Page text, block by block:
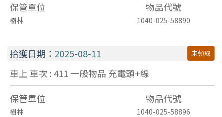
保管單位
物品代號
樹林 1040-025-58890
拾獲日期： 2025-08-11 未領取
車上 車次 : 411一般物品 充電頭+線
保管單位
物品代號
樹林 1040-025-58896